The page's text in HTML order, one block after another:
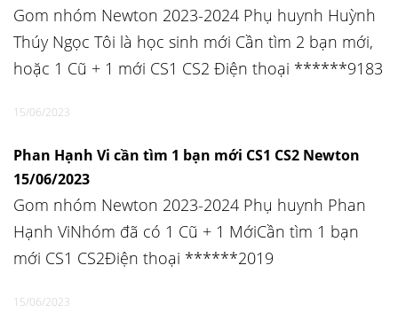
Gom nhóm Newton 2023-2024 Phụ huynh Huỳnh
Thúy Ngọc Tôi là học sinh mới Cần tìm 2 bạn mới,
hoặc 1 Cũ + 1 mới CS1 CS2 Điện thoại ******9183
15/06/2023
Phan Hạnh Vi cần tìm 1 bạn mới CS1 CS2 Newton
15/06/2023
Gom nhóm Newton 2023-2024 Phụ huynh Phan
Hạnh ViNhóm đã có 1 Cũ + 1 MớiCần tìm 1 bạn
mới CS1 CS2Điện thoại ******2019
15/06/2023